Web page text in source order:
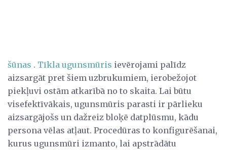
šūnas . Tīkla ugunsmūris ievērojami palīdz
aizsargāt pret šiem uzbrukumiem, ierobežojot
piekļuvi ostām atkarībā no to skaita. Lai būtu
visefektīvākais, ugunsmūris parasti ir pārlieku
aizsargājošs un dažreiz bloķē datplūsmu, kādu
persona vēlas atļaut. Procedūras to konfigurēšanai,
kurus ugunsmūri izmanto, lai apstrādātu